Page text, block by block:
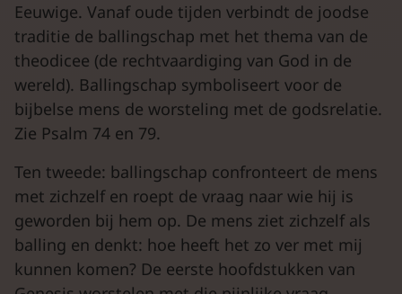
Eeuwige. Vanaf oude tijden verbindt de joodse
traditie de ballingschap met het thema van de
theodicee (de rechtvaardiging van God in de
wereld). Ballingschap symboliseert voor de
bijbelse mens de worsteling met de godsrelatie.
Zie Psalm 74 en 79.
Ten tweede: ballingschap confronteert de mens
met zichzelf en roept de vraag naar wie hij is
geworden bij hem op. De mens ziet zichzelf als
balling en denkt: hoe heeft het zo ver met mij
kunnen komen? De eerste hoofdstukken van